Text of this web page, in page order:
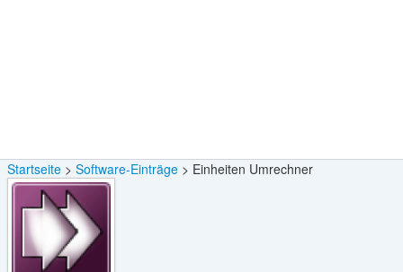
Startseite Software-Einträge Einheiten Umrechner